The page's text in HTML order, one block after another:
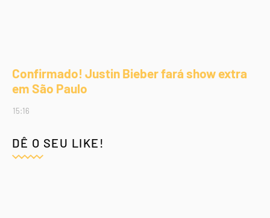
Confirmado! Justin Bieber fará show extra
em São Paulo
15:16
DÊ O SEU LIKE!